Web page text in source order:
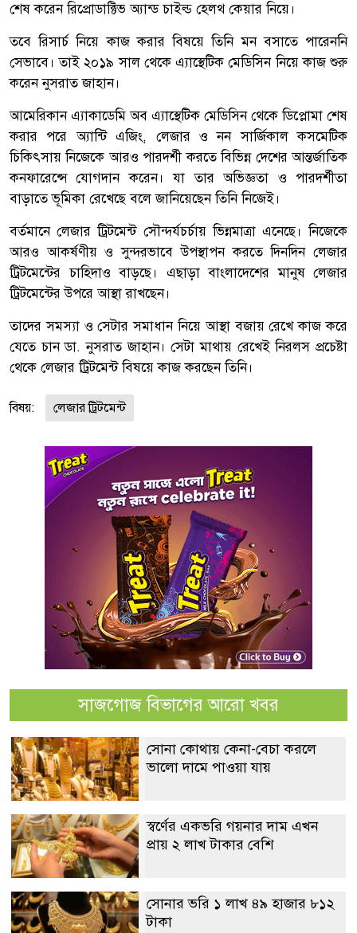
শেষ করেন রিপ্রোডাক্টিভ অ্যান্ড চাইল্ড হেলথ কেয়ার নিয়ে।
তবে রিসার্চ নিয়ে কাজ করার বিষয়ে তিনি মন বসাতে পারেননি
সেভাবে। তাই ২০১৯ সাল থেকে এ্যাস্থেটিক মেডিসিন নিয়ে কাজ শুরু
করেন নুসরাত জাহান।
আমেরিকান এ্যাকাডেমি অব এ্যাস্থেটিক মেডিসিন থেকে ডিপ্লোমা শেষ
করার পরে অ্যান্টি এজিং, লেজার ও নন সার্জিকাল কসমেটিক
চিকিৎসায় নিজেকে আরও পারদর্শী করতে বিভিন্ন দেশের আন্তর্জাতিক
কনফারেন্সে যোগদান করেন। যা তার অভিজ্ঞতা ও পারদর্শীতা
বাড়াতে ভূমিকা রেখেছে বলে জানিয়েছেন তিনি নিজেই।
বর্তমানে লেজার ট্রিটমেন্ট সৌন্দর্যচর্চায় ভিন্নমাত্রা এনেছে। নিজেকে
আরও আকর্ষণীয় ও সুন্দরভাবে উপস্থাপন করতে দিনদিন লেজার
ট্রিটমেন্টের চাহিদাও বাড়ছে। এছাড়া বাংলাদেশের মানুষ লেজার
ট্রিটমেন্টের উপরে আস্থা রাখছেন।
তাদের সমস্যা ও সেটার সমাধান নিয়ে আস্থা বজায় রেখে কাজ করে
যেতে চান ডা. নুসরাত জাহান। সেটা মাথায় রেখেই নিরলস প্রচেষ্টা
থেকে লেজার ট্রিটমেন্ট বিষয়ে কাজ করছেন তিনি।
বিষয়: লেজার ট্রিটমেন্ট
সাজগোজ বিভাগের আরো খবর
সোনা কোথায় কেনা-বেচা করলে
ভালো দামে পাওয়া যায়
স্বর্ণের একভরি গয়নার দাম এখন
প্রায় ২ লাখ টাকার বেশি
সোনার ভরি ১ লাখ ৪৯ হাজার ৮১২
টাকা